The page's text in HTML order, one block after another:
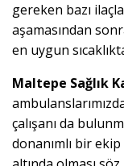
gereken bazı
aşamasından
en uygun
Maltepe Sağlık
çalışanı da
donanımlı bir